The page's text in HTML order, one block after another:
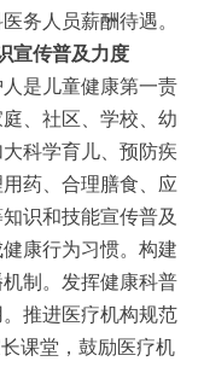
务人员薪酬待遇。
宣传普及力度
是儿童健康第一责
、社区、学校、幼
科学育儿、预防疾
药、合理膳食、应
识和技能宣传普及
康行为习惯。构建
制。发挥健康科普
推进医疗机构规范
课堂，鼓励医疗机